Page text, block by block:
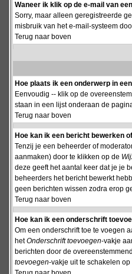
Waneer ik klik op de e-mail van
Sorry, maar alleen geregistreerde
misbruik van het e-mail-systeem
Terug naar boven
Hoe plaats ik een onderwerp in
Eenvoudig -- klik op de
staan in een lijst onderaan de
Terug naar boven
Hoe kan ik een bericht bewerken
Tenzij je een beheerder of
aanmaken) door te klikken op de
deze geeft het aantal keer dat je je
beheerders het bericht bewerkt
geen berichten wissen zodra erop
Terug naar boven
Hoe kan ik een onderschrift
Om een onderschrift toe te voegen
hetOnderschrift toevoegen-vakje
berichten door de
toevoegen-vakje uit te schakelen